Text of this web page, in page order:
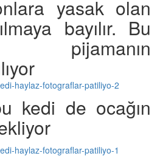
yasak olan
bayılır. Bu
kedi de ocağın